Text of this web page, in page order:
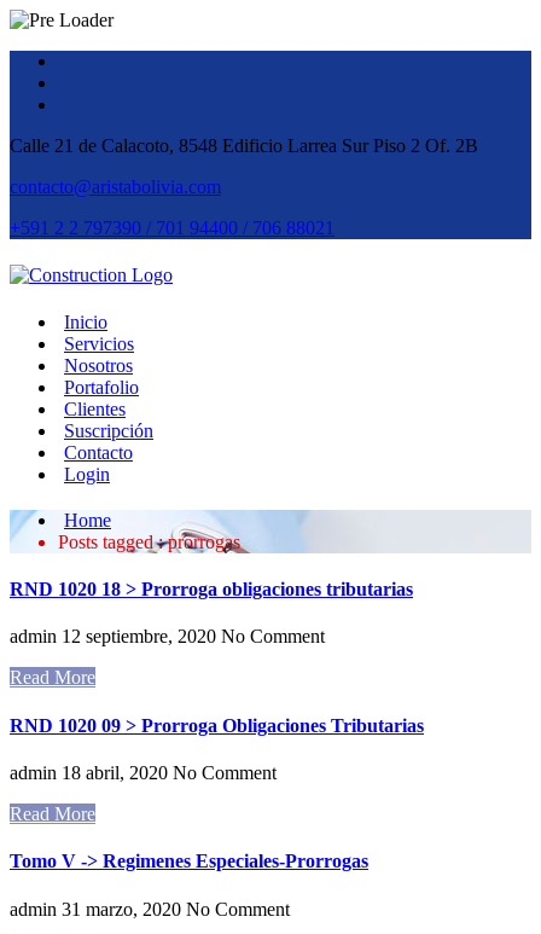
Calle 21 de Calacoto, 8548 Edificio Larrea Sur Piso 2 Of. 2B
contacto@aristabolivia.com
+591 2 2 797390 / 701 94400 / 706 88021
Inicio
Servicios
Nosotros
Portafolio
Clientes
Suscripción
Contacto
Login
Home
Posts tagged : prorrogas
RND 1020 18 > Prorroga obligaciones tributarias
admin 12 septiembre, 2020 No Comment
Read More
RND 1020 09 > Prorroga Obligaciones Tributarias
admin 18 abril, 2020 No Comment
Read More
Tomo V -> Regimenes Especiales-Prorrogas
admin 31 marzo, 2020 No Comment